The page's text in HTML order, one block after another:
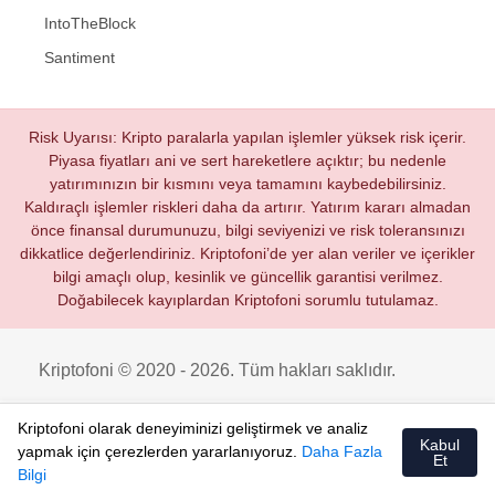
IntoTheBlock
Santiment
Risk Uyarısı: Kripto paralarla yapılan işlemler yüksek risk içerir.
Piyasa fiyatları ani ve sert hareketlere açıktır; bu nedenle
yatırımınızın bir kısmını veya tamamını kaybedebilirsiniz.
Kaldıraçlı işlemler riskleri daha da artırır. Yatırım kararı almadan
önce finansal durumunuzu, bilgi seviyenizi ve risk toleransınızı
dikkatlice değerlendiriniz. Kriptofoni’de yer alan veriler ve içerikler
bilgi amaçlı olup, kesinlik ve güncellik garantisi verilmez.
Doğabilecek kayıplardan Kriptofoni sorumlu tutulamaz.
Kriptofoni © 2020 - 2026. Tüm hakları saklıdır.
Kriptofoni olarak deneyiminizi geliştirmek ve analiz
yapmak için çerezlerden yararlanıyoruz. Daha Fazla
Bilgi
Kabul
Et